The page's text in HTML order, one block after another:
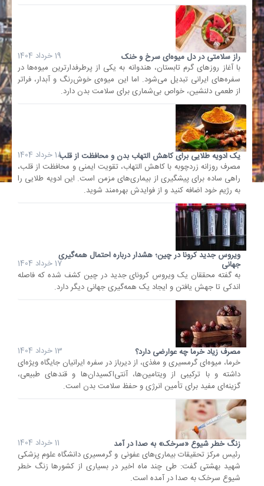
راز سلامتی در دل میوه‌ای سرخ و خنک
19 خرداد 1404
با آغاز روزهای گرم تابستان، هندوانه به یکی از پرطرفدارترین میوه‌ها در
سفره‌های ایرانی تبدیل می‌شود. اما این میوه‌ی خوش‌رنگ و آبدار، فراتر
از طعمی دلنشین، خواص بی‌شماری برای سلامت بدن دارد.
یک ادویه طلایی برای کاهش التهاب بدن و محافظت از قلب18 خرداد 1404
مصرف روزانه زردچوبه با کاهش التهاب، تقویت ایمنی و محافظت از قلب،
راهی ساده برای پیشگیری از بیماری‌های مزمن است. این ادویه طلایی را
به رژیم خود اضافه کنید و از فوایدش بهره‌مند شوید.
ویروس جدید کرونا در چین؛ هشدار درباره احتمال همه‌گیری
جهانی
17 خرداد 1404
به گفته محققان یک ویروس کرونای جدید در چین کشف شده که فاصله
اندکی تا جهش یافتن و ایجاد یک همه‌گیری جهانی دیگر دارد.
مصرف زیاد خرما چه عوارضی دارد؟
13 خرداد 1404
خرما، میوه‌ای گرمسیری و مغذی، از دیرباز در سفره ایرانیان جایگاه ویژه‌ای
داشته و با ترکیبی از ویتامین‌ها، آنتی‌اکسیدان‌ها و قندهای طبیعی،
گزینه‌ای مفید برای تأمین انرژی و حفظ سلامت بدن است.
زنگ خطر شیوع «سرخک» به صدا در آمد
11 خرداد 1404
رئیس مرکز تحقیقات بیماری‌های عفونی و گرمسیری دانشگاه علوم پزشکی
شهید بهشتی گفت: طی چند ماه اخیر در بسیاری از کشورها زنگ خطر
شیوع سرخک به صدا در آمده است.